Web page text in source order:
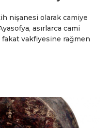
nişanesi olarak camiye
asırlarca cami
vakfiyesine rağmen